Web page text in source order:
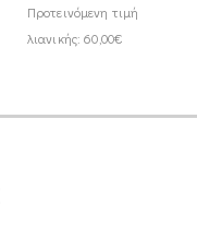
Προτεινόμενη τιμή
λιανικής: 60,00€